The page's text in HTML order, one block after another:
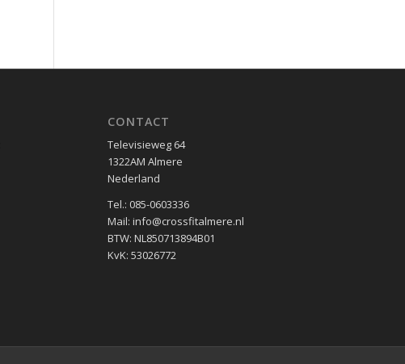
CONTACT
Televisieweg 64
1322AM Almere
Nederland
Tel.: 085-0603336
Mail: info@crossfitalmere.nl
BTW: NL850713894B01
KvK: 53026772